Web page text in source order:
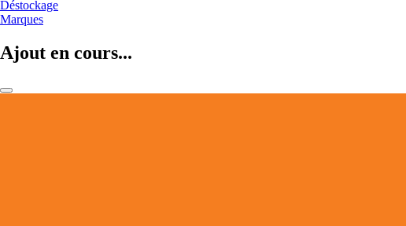
Déstockage
Marques
Ajout en cours...